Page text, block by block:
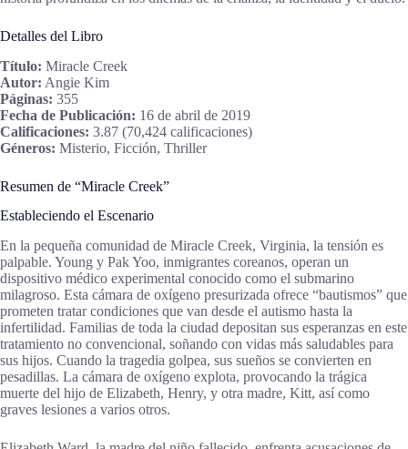
Detalles del Libro
Título: Miracle Creek
Autor: Angie Kim
Páginas: 355
Fecha de Publicación: 16 de abril de 2019
Calificaciones: 3.87 (70,424 calificaciones)
Géneros: Misterio, Ficción, Thriller
Resumen de “Miracle Creek”
Estableciendo el Escenario
En la pequeña comunidad de Miracle Creek, Virginia, la tensión es
palpable. Young y Pak Yoo, inmigrantes coreanos, operan un
dispositivo médico experimental conocido como el submarino
milagroso. Esta cámara de oxígeno presurizada ofrece “bautismos” que
prometen tratar condiciones que van desde el autismo hasta la
infertilidad. Familias de toda la ciudad depositan sus esperanzas en este
tratamiento no convencional, soñando con vidas más saludables para
sus hijos. Cuando la tragedia golpea, sus sueños se convierten en
pesadillas. La cámara de oxígeno explota, provocando la trágica
muerte del hijo de Elizabeth, Henry, y otra madre, Kitt, así como
graves lesiones a varios otros.